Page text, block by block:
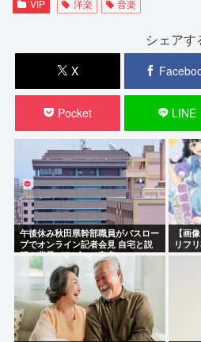
VIP 洋楽 音楽
シェアす
X
Pocket LINE
午後休み秋田県幹部職員がバスロー
ブでオンライン記者会見 自宅と説
明も背景がラブホの客室か
【画
リフ
とろ